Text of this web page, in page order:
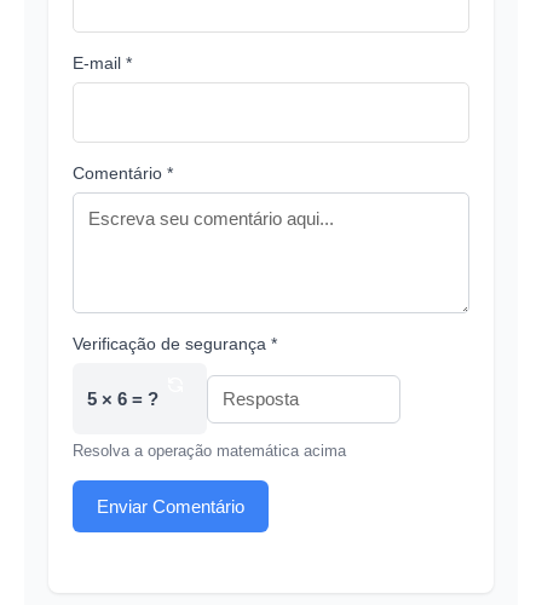
E-mail *
Comentário *
Verificação de segurança *
5 × 6 = ?
Resolva a operação matemática acima
Enviar Comentário